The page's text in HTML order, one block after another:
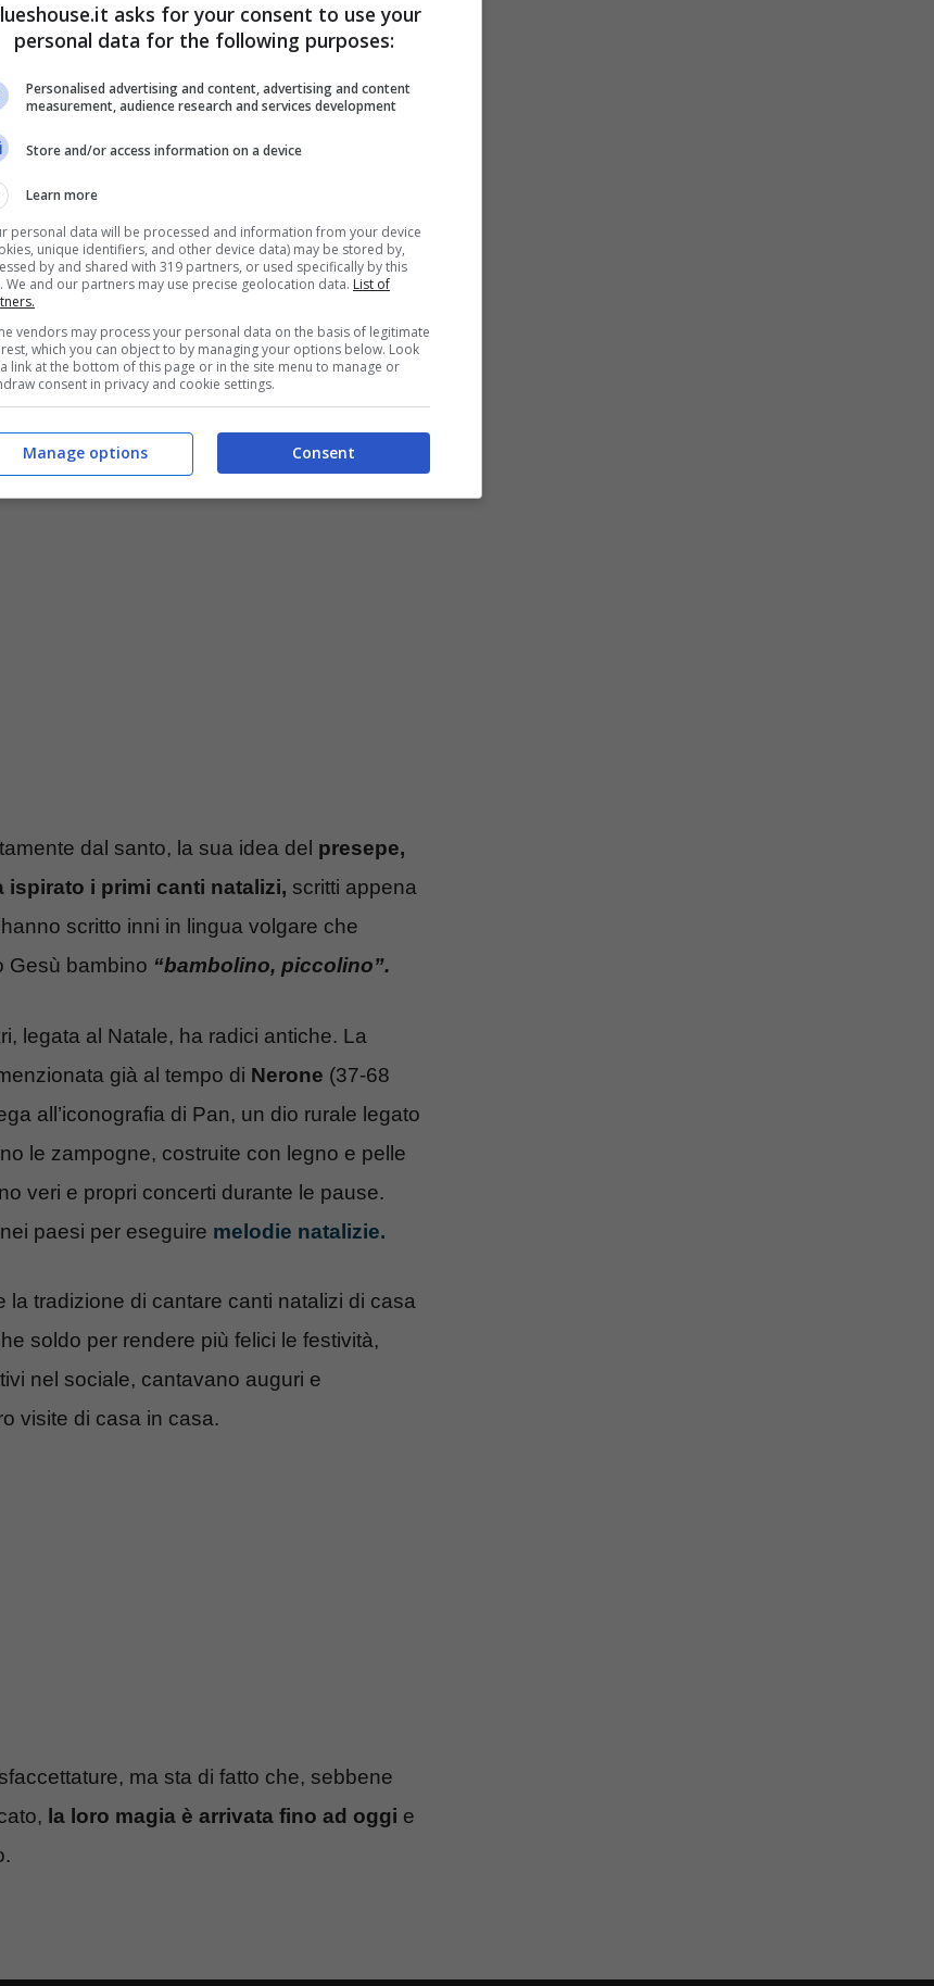
risale alIV secolo.Ma non erano i
di inni che parlavano dell’aspetto teologico
è“Veni, Redemptor Gentium”,composto
natalizi intesi come li conosciamo oggi
dal santo, la sua idea del presepe,
ispirato i primi canti natalizi, scritti appena
scritto inni in lingua volgare che
Gesù bambino “bambolino, piccolino”.
legata al Natale, ha radici antiche. La
già al tempo di Nerone (37-68
all’iconografia di Pan, un dio rurale legato
le zampogne, costruite con legno e pelle
veri e propri concerti durante le pause.
paesi per eseguire melodie natalizie.
la tradizione di cantare canti natalizi di casa
soldo per rendere più felici le festività,
nel sociale, cantavano auguri e
visite di casa in casa.
ma sta di fatto che, sebbene
la loro magia è arrivata fino ad oggi e
asks for your consent to use your
personal data for the following purposes:
Personalised advertising and content, advertising and content
measurement, audience research and services development
Store and/or access information on a device
Learn more
personal data will be processed and information from your device
unique identifiers, and other device data) may be stored by,
by and shared with 319 partners, or used specifically by this
We and our partners may use precise geolocation data. List of
vendors may process your personal data on the basis of legitimate
which you can object to by managing your options below. Look
link at the bottom of this page or in the site menu to manage or
consent in privacy and cookie settings.
Consent
Manage options